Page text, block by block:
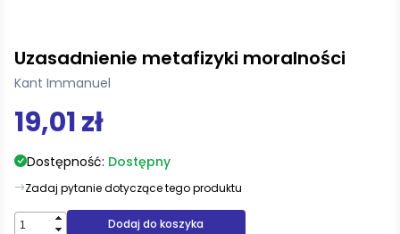
Uzasadnienie metafizyki moralności
Kant Immanuel
19,01 zł
Dostępność: Dostępny
Zadaj pytanie dotyczące tego produktu
Dodaj do koszyka